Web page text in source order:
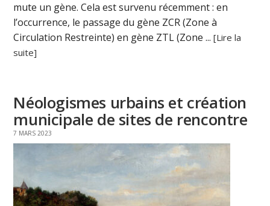
mute un gène. Cela est survenu récemment : en
l’occurrence, le passage du gène ZCR (Zone à
Circulation Restreinte) en gène ZTL (Zone ...[Lire la
suite]
Néologismes urbains et création
municipale de sites de rencontre
7 MARS 2023